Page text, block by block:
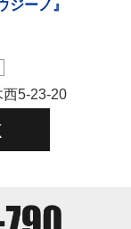
ジーノ』
5-23-20